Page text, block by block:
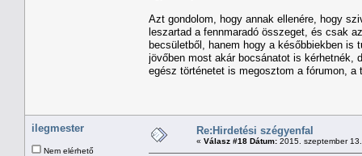
Azt gondolom, hogy annak ellenére, hogy
leszartad a fennmaradó összeget, és csak
becsületből, hanem hogy a későbbiekben is
jövőben most akár bocsánatot is kérhetnék,
egész történetet is megosztom a fórumon,
ilegmester
Nem elérhető
Re:Hirdetési szégyenfal
« Válasz #18 Dátum: 2015. szeptember